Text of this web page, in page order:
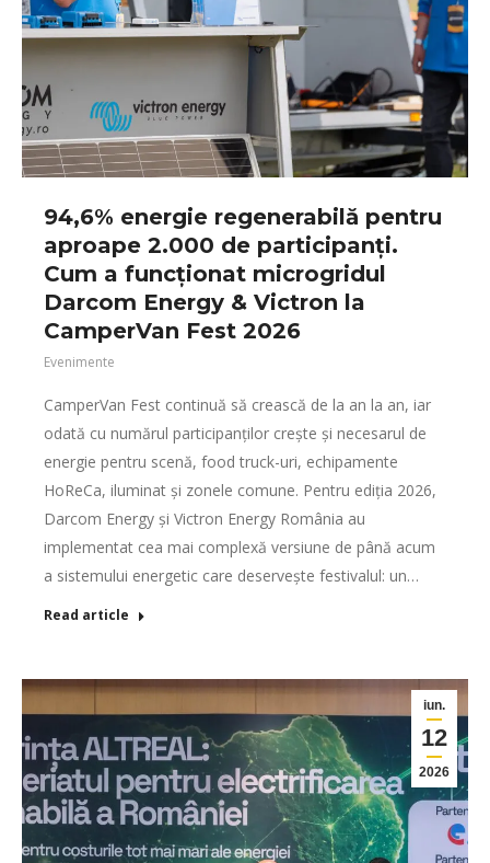
94,6% energie regenerabilă pentru
aproape 2.000 de participanți.
Cum a funcționat microgridul
Darcom Energy & Victron la
CamperVan Fest 2026
Evenimente
CamperVan Fest continuă să crească de la an la an, iar
odată cu numărul participanților crește și necesarul de
energie pentru scenă, food truck-uri, echipamente
HoReCa, iluminat și zonele comune. Pentru ediția 2026,
Darcom Energy și Victron Energy România au
implementat cea mai complexă versiune de până acum
a sistemului energetic care deservește festivalul: un…
Read article
iun.
12
2026